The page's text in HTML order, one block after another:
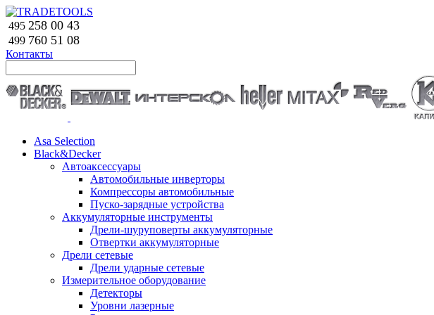
495 258 00 43
499 760 51 08
Контакты
Asa Selection
Black&Decker
Автоаксессуары
Автомобильные инверторы
Компрессоры автомобильные
Пуско-зарядные устройства
Аккумуляторные инструменты
Дрели-шуруповерты аккумуляторные
Отвертки аккумуляторные
Дрели сетевые
Дрели ударные сетевые
Измерительное оборудование
Детекторы
Уровни лазерные